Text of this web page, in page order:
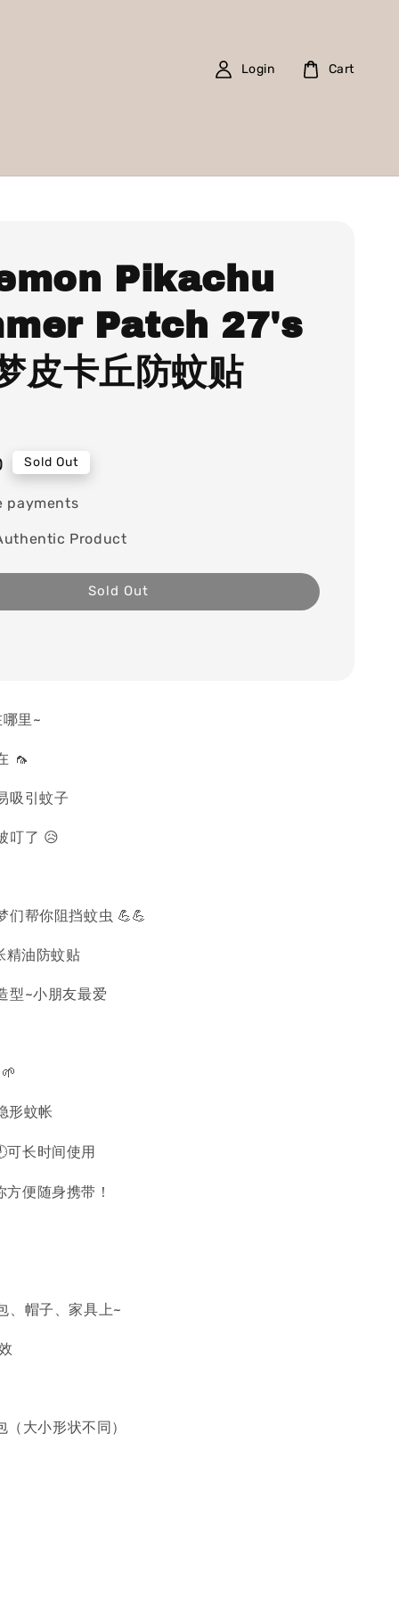
Login Cart
Pikachu
Patch 27's
皮卡丘防蚊贴
Sold Out
payments
Product
Sold Out
里~
🦟
吸引蚊子
叮了 😥
们帮你阻挡蚊虫 💪💪
精油防蚊贴
型~小朋友最爱
形蚊帐
可长时间使用
方便随身携带！
、帽子、家具上~
大小形状不同）